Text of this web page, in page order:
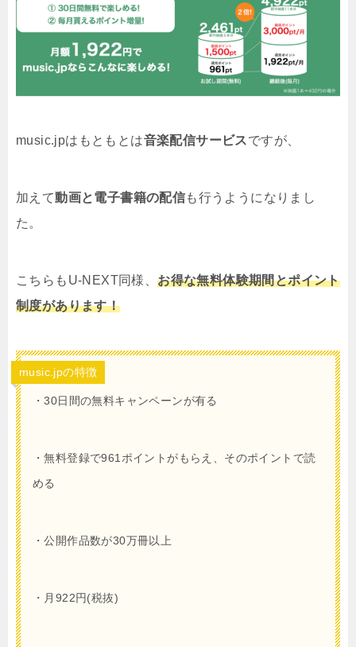
music.jpはもともとは音楽配信サービスですが、
加えて動画と電子書籍の配信も行うようになりまし
た。
こちらもU-NEXT同様、お得な無料体験期間とポイント
制度があります！
music.jpの特徴
・30日間の無料キャンペーンが有る
・無料登録で961ポイントがもらえ、そのポイントで読
める
・公開作品数が30万冊以上
・月922円(税抜)